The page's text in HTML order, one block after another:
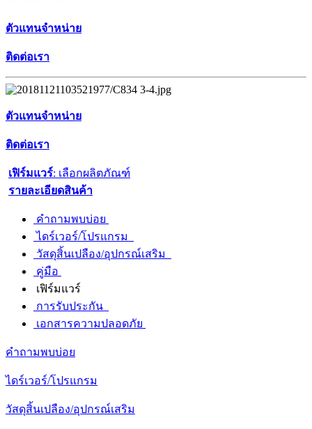
ตัวแทนจำหน่าย
ติดต่อเรา
ตัวแทนจำหน่าย
ติดต่อเรา
เฟิร์มแวร์: เลือกผลิตภัณฑ์
รายละเอียดสินค้า
คำถามพบบ่อย
ไดร์เวอร์/โปรแกรม
วัสดุสิ้นเปลือง/อุปกรณ์เสริม
คู่มือ
เฟิร์มแวร์
การรับประกัน
เอกสารความปลอดภัย
คำถามพบบ่อย
ไดร์เวอร์/โปรแกรม
วัสดุสิ้นเปลือง/อุปกรณ์เสริม